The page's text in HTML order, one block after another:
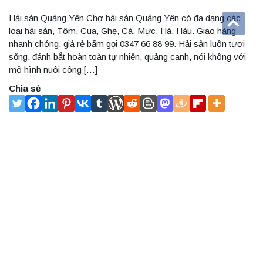
Hải sản Quảng Yên Chợ hải sản Quảng Yên có đa dạng các
loại hải sản, Tôm, Cua, Ghẹ, Cá, Mực, Hà, Hàu. Giao hàng
nhanh chóng, giá rẻ bấm gọi 0347 66 88 99. Hải sản luôn tươi
sống, đánh bắt hoàn toàn tự nhiên, quảng canh, nói không với
mô hình nuôi công […]
Chia sẻ